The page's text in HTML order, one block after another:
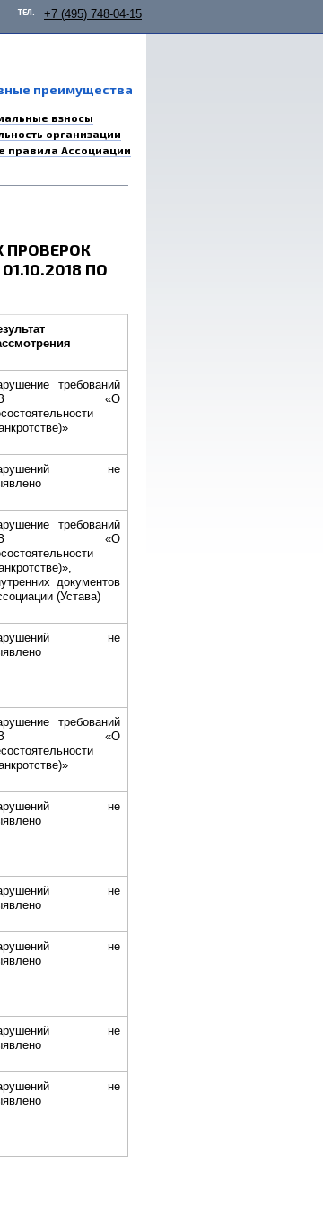
ТЕЛ. +7 (495) 748-04-15
преимущества
взносы
организации
правила Ассоциации
ПРОВЕРОК
ПО
требований
«О
не
требований
«О
документов
(Устава)
не
требований
«О
не
не
не
не
не